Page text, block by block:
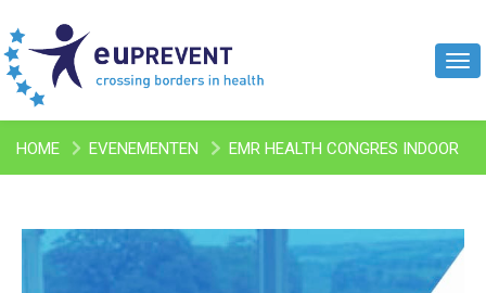
HOME EVENEMENTEN EMR HEALTH CONGRES INDOOR